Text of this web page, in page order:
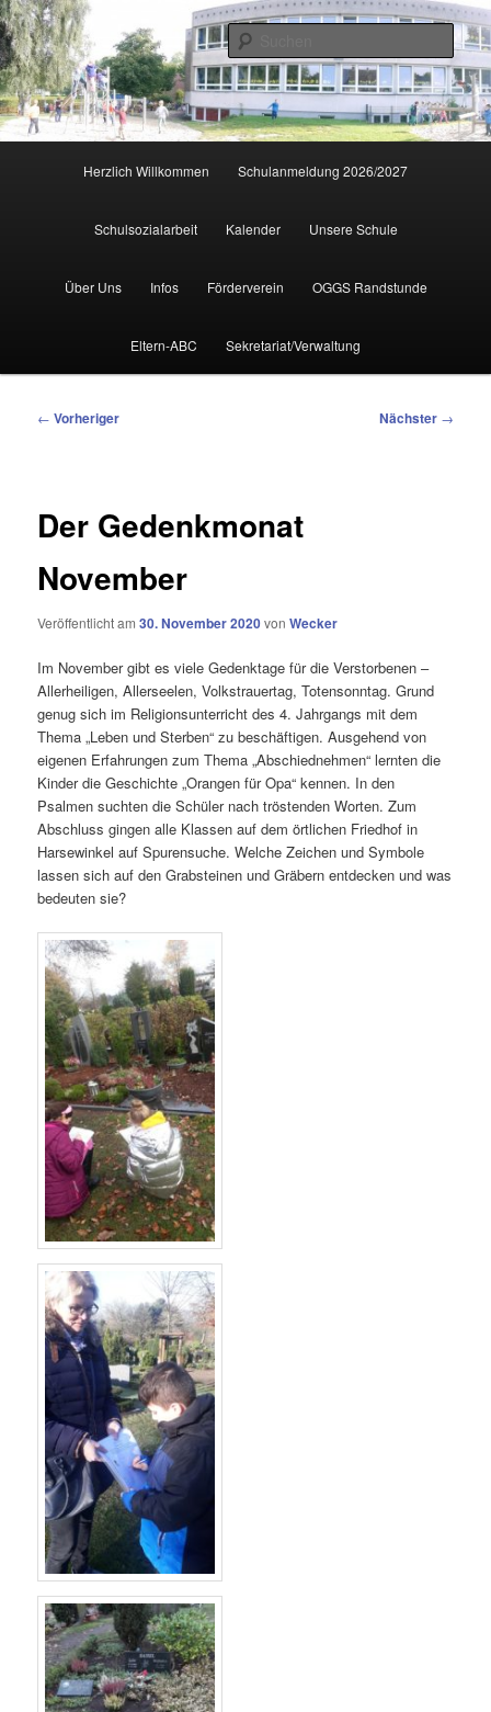
Zum
primären
Inhalt
springen
Herzlich Willkommen Schulanmeldung 2026/2027
Schulsozialarbeit Kalender Unsere Schule
Über Uns Infos Förderverein OGGS Randstunde
Eltern-ABC Sekretariat/Verwaltung
Beitragsnavigation
← Vorheriger Nächster →
Der Gedenkmonat
November
Veröffentlicht am30. November 2020vonWecker
Im November gibt es viele Gedenktage für die Verstorbenen –
Allerheiligen, Allerseelen, Volkstrauertag, Totensonntag. Grund
genug sich im Religionsunterricht des 4. Jahrgangs mit dem
Thema „Leben und Sterben“ zu beschäftigen. Ausgehend von
eigenen Erfahrungen zum Thema „Abschiednehmen“ lernten die
Kinder die Geschichte „Orangen für Opa“ kennen. In den
Psalmen suchten die Schüler nach tröstenden Worten. Zum
Abschluss gingen alle Klassen auf dem örtlichen Friedhof in
Harsewinkel auf Spurensuche. Welche Zeichen und Symbole
lassen sich auf den Grabsteinen und Gräbern entdecken und was
bedeuten sie?